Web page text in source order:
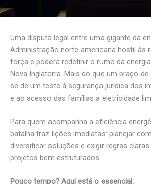
Uma disputa legal entre uma gigante da
Administração norte-americana hostil às
força e poderá redefinir o rumo da
Nova Inglaterra. Mais do que um braço-
se de um teste à segurança jurídica dos
e ao acesso das famílias a eletricidade
Para quem acompanha a eficiência
batalha traz lições imediatas: planejar
diversificar soluções e exigir regras
projetos bem estruturados.
Pouco tempo? Aqui está o essencial: